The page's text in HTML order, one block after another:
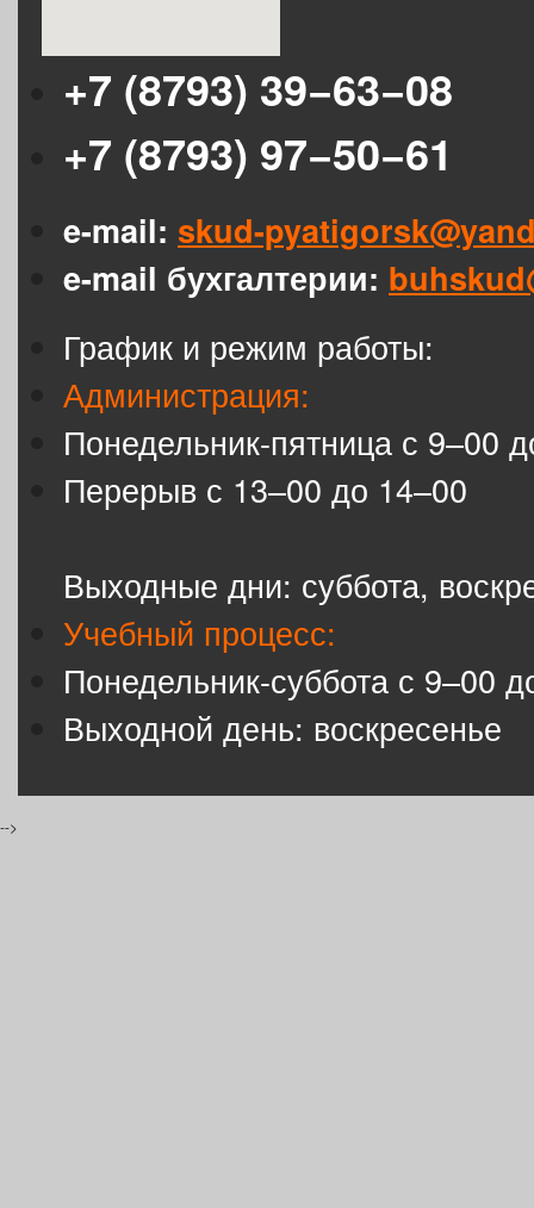
+7 (8793) 39−63−08
+7 (8793) 97−50−61
e-mail: skud-
e-mail бухгалтерии:
График и режим работы:
Администрация:
Понедельник-пятница с 9–00
Перерыв с 13–00 до 14–00
Выходные дни: суббота,
Учебный процесс:
Понедельник-суббота с 9–00
Выходной день: воскресенье
-->